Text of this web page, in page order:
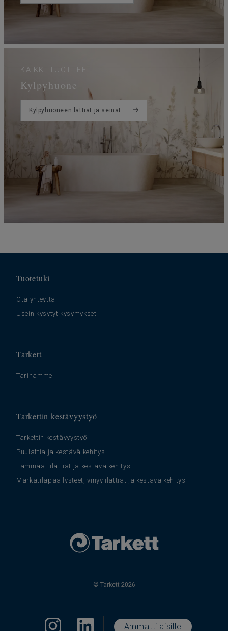
KAIKKI TUOTTEET
Kylpyhuone
Kylpyhuoneen lattiat ja seinät
Tuotetuki
Ota yhteyttä
Usein kysytyt kysymykset
Tarkett
Tarinamme
Tarkettin kestävyystyö
Tarkettin kestävyystyö
Puulattia ja kestävä kehitys
Laminaattilattiat ja kestävä kehitys
Märkätilapäällysteet, vinyylilattiat ja kestävä kehitys
© Tarkett 2026
Ammattilaisille